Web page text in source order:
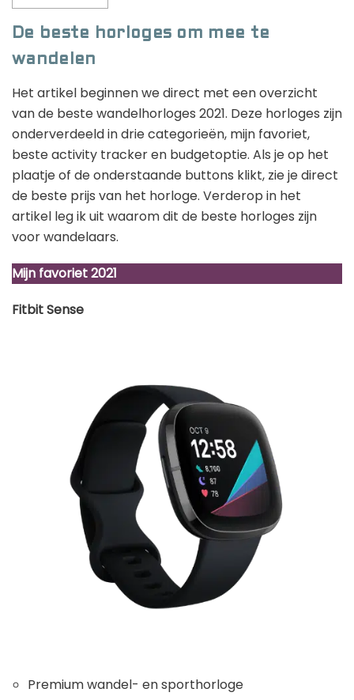
De beste horloges om mee te
wandelen
Het artikel beginnen we direct met een overzicht
van de beste wandelhorloges 2021. Deze horloges zijn
onderverdeeld in drie categorieën, mijn favoriet,
beste activity tracker en budgetoptie. Als je op het
plaatje of de onderstaande buttons klikt, zie je direct
de beste prijs van het horloge. Verderop in het
artikel leg ik uit waarom dit de beste horloges zijn
voor wandelaars.
Mijn favoriet 2021
Fitbit Sense
Premium wandel- en sporthorloge